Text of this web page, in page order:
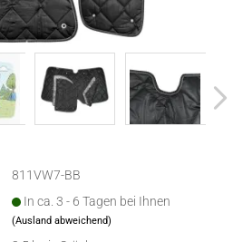
811VW7-BB
In ca. 3 - 6 Tagen bei Ihnen
(Ausland abweichend)